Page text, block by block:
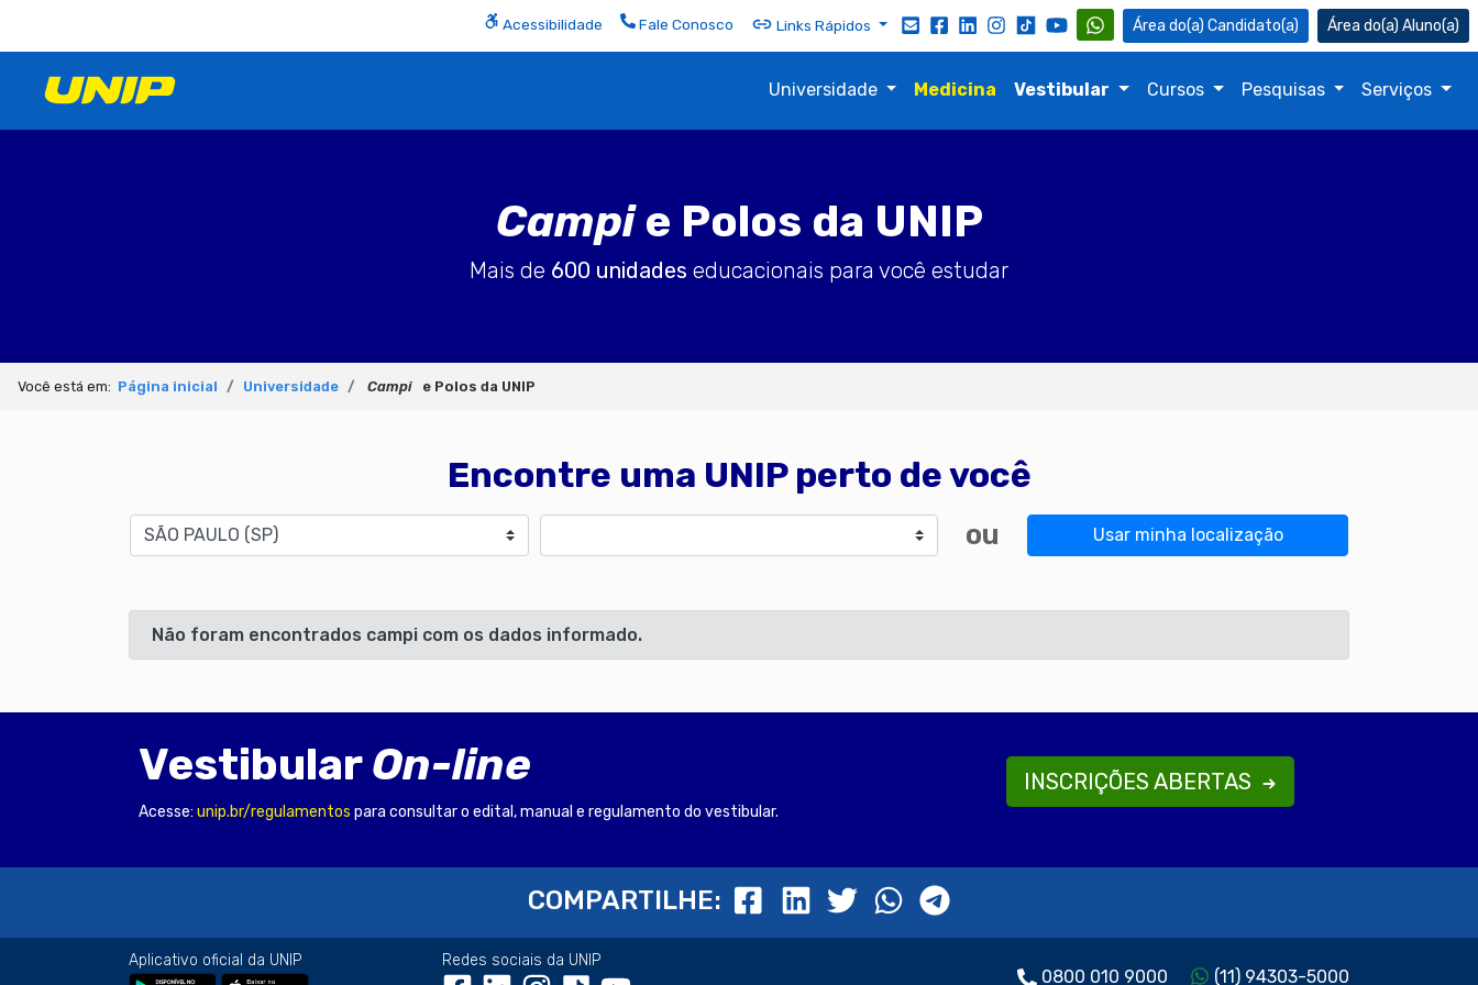
Acessibilidade Fale Conosco Links Rápidos Candidato(a) Aluno(a)
Universidade Medicina Vestibular Cursos Pesquisas Serviços
Campie Polos da UNIP
Mais de 600 unidades educacionais para você estudar
Você está em: Página inicial Universidade Campi e Polos da UNIP
Encontre uma UNIP perto de você
Estado ou Usar minha localização
Não foram encontrados campi com os dados informado.
Vestibular On-line
Acesse: unip.br/regulamentos para consultar o edital, manual e regulamento do vestibular.
INSCRIÇÕES ABERTAS
COMPARTILHE:
Aplicativo oficial da UNIP Redes sociais da UNIP
0800 010 9000 (11) 94303-5000